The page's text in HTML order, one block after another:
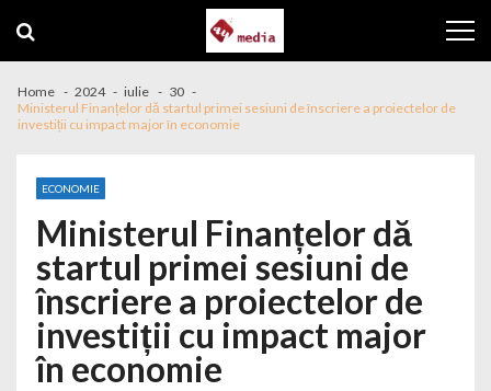
Home 2024 iulie
30
Ministerul Finanțelor dă startul primei sesiuni de înscriere a proiectelor de
investiții cu impact major în economie
ECONOMIE
Ministerul Finanțelor dă
startul primei sesiuni de
înscriere a proiectelor de
investiții cu impact major
în economie